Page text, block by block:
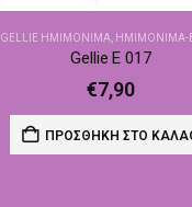
GELLIE ΗΜΙΜΌΝΙΜΑ, ΗΜΙΜΌΝΙΜΑ-
Gellie E 017
€7,90
ΠΡΟΣΘΉΚΗ ΣΤΟ